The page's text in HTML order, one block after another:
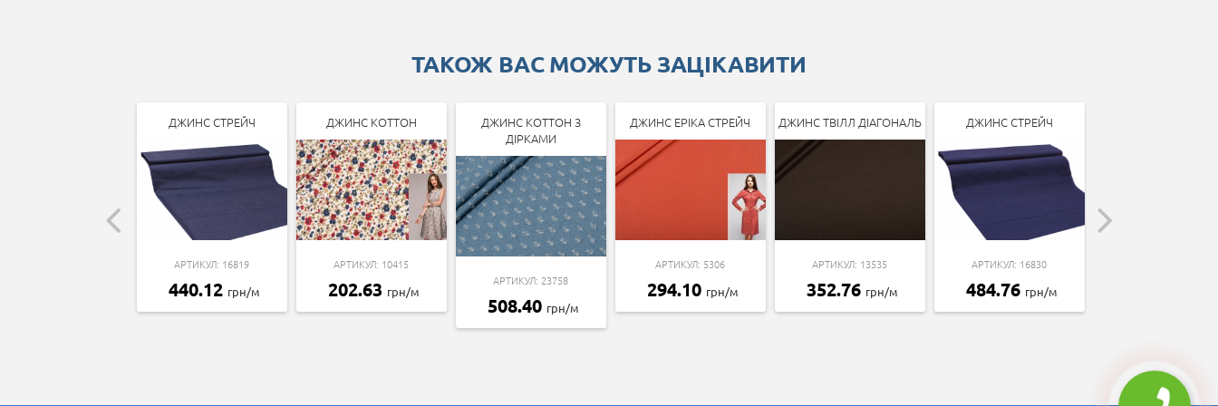
ТАКОЖ ВАС МОЖУТЬ ЗАЦІКАВИТИ
ДЖИНС СТРЕЙЧ
АРТИКУЛ: 16819
440.12 грн/м
ДЖИНС КОТТОН
АРТИКУЛ: 10415
202.63 грн/м
ДЖИНС КОТТОН З
ДІРКАМИ
АРТИКУЛ: 23758
508.40 грн/м
ДЖИНС ЕРІКА СТРЕЙЧ
АРТИКУЛ: 5306
294.10 грн/м
ДЖИНС ТВІЛЛ ДІАГОНАЛЬ
АРТИКУЛ: 13535
352.76 грн/м
ДЖИНС СТРЕЙЧ
АРТИКУЛ: 16830
484.76 грн/м